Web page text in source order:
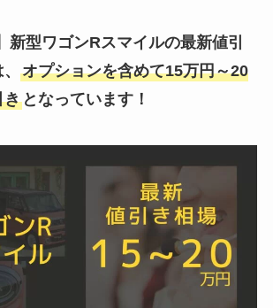
新型ワゴンRスマイルの最新値引
オプションを含めて15万円～20
きとなっています！